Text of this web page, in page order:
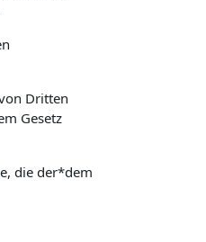
Dritten
Gesetz
die der*dem